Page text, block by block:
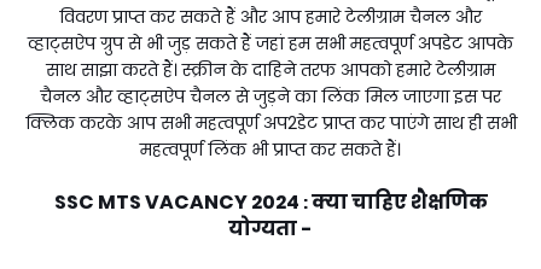
विवरण प्राप्त कर सकते हैं और आप हमारे टेलीग्राम चैनल और
व्हाट्सऐप ग्रुप से भी जुड़ सकते हैं जहां हम सभी महत्वपूर्ण अपडेट आपके
साथ साझा करते हैं। स्क्रीन के दाहिने तरफ आपको हमारे टेलीग्राम
चैनल और व्हाट्सऐप चैनल से जुड़ने का लिंक मिल जाएगा इस पर
क्लिक करके आप सभी महत्वपूर्ण अप2डेट प्राप्त कर पाएंगे साथ ही सभी
महत्वपूर्ण लिंक भी प्राप्त कर सकते हैं।
SSC MTS VACANCY 2024 :क्या चाहिए शैक्षणिक
योग्यता -